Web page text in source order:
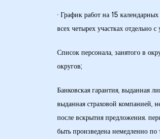
· График работ на 15
всех четырех участках отдельно
Список персонала, занятого в
округов;
Банковская гарантия, выданная
выданная страховой компанией,
после вскрытия предложения.
быть произведена немедленно по